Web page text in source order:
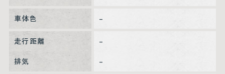
車体色 –
走行距離
–
排気
–